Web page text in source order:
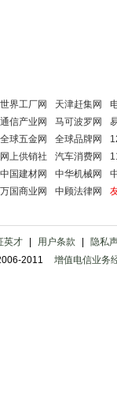
世界工厂网 天津赶集网
通信产业网 马可波罗网
全球五金网 全球品牌网
网上供销社 汽车消费网
中国建材网 中华机械网
万国商业网 中顾法律网
英才 用户条款
隐私
2011 增值电信业务